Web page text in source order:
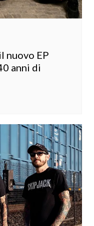
nuovo EP
anni di